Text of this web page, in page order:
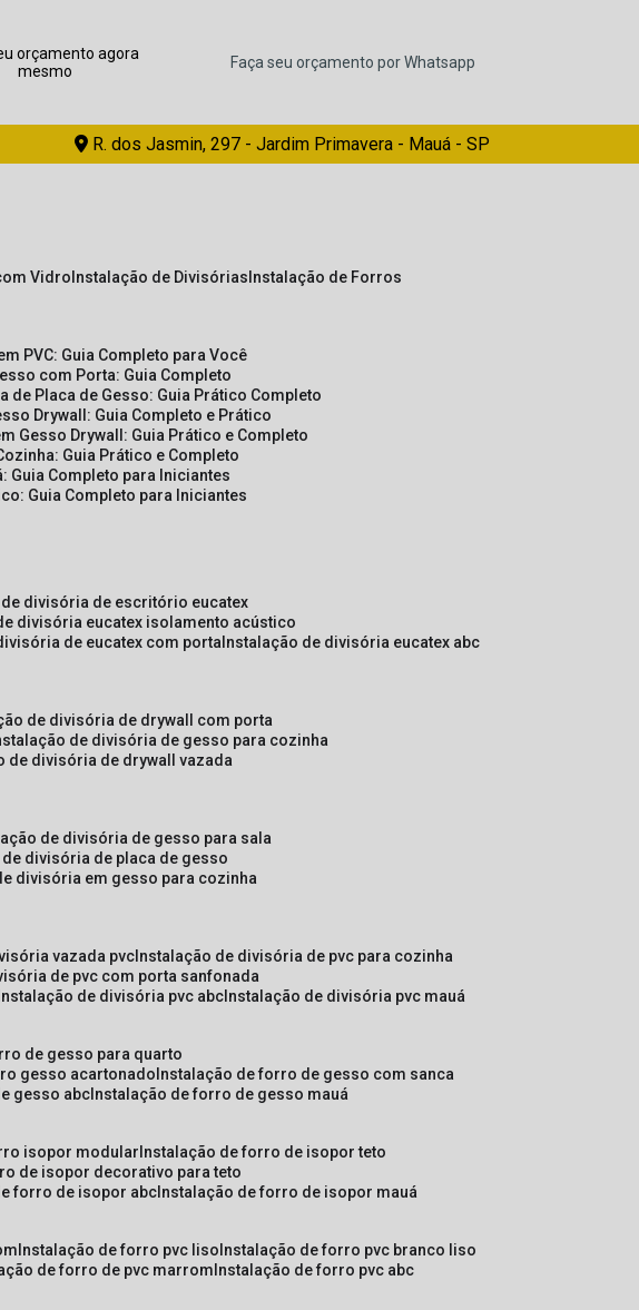
orçamento agora
mesmo
Faça seu orçamento por Whatsapp
R. dos Jasmin, 297 - Jardim Primavera - Mauá - SP
Vidro Instalação de Divisórias Instalação de Forros
PVC: Guia Completo para Você
com Porta: Guia Completo
de Placa de Gesso: Guia Prático Completo
Drywall: Guia Completo e Prático
Gesso Drywall: Guia Prático e Completo
Guia Prático e Completo
Guia Completo para Iniciantes
Guia Completo para Iniciantes
de divisória de escritório eucatex
divisória eucatex isolamento acústico
de eucatex com porta instalação de divisória eucatex abc
de divisória de drywall com porta
de divisória de gesso para cozinha
de divisória de drywall vazada
de divisória de gesso para sala
de divisória de placa de gesso
divisória em gesso para cozinha
vazada pvc instalação de divisória de pvc para cozinha
de pvc com porta sanfonada
instalação de divisória pvc abc instalação de divisória pvc mauá
de gesso para quarto
gesso acartonado instalação de forro de gesso com sanca
gesso abc instalação de forro de gesso mauá
isopor modular instalação de forro de isopor teto
de isopor decorativo para teto
forro de isopor abc instalação de forro de isopor mauá
instalação de forro pvc liso instalação de forro pvc branco liso
de forro de pvc marrom instalação de forro pvc abc